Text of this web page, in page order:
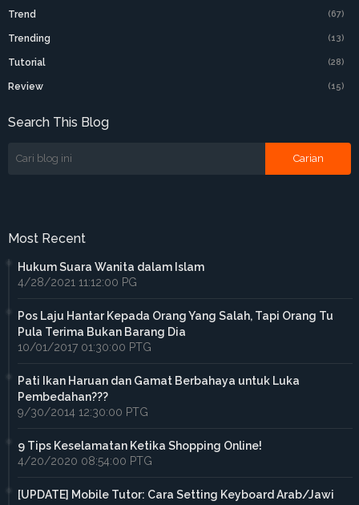
Trend (67)
Trending (13)
Tutorial (28)
Review (15)
Search This Blog
Most Recent
Hukum Suara Wanita dalam Islam
4/28/2021 11:12:00 PG
Pos Laju Hantar Kepada Orang Yang Salah, Tapi Orang Tu
Pula Terima Bukan Barang Dia
10/01/2017 01:30:00 PTG
Pati Ikan Haruan dan Gamat Berbahaya untuk Luka
Pembedahan???
9/30/2014 12:30:00 PTG
9 Tips Keselamatan Ketika Shopping Online!
4/20/2020 08:54:00 PTG
[UPDATE] Mobile Tutor: Cara Setting Keyboard Arab/Jawi